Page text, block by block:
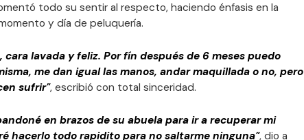
todo su sentir al respecto, haciendo énfasis en la
y día de peluquería.
lavada y feliz. Por fín después de 6 meses puedo
me dan igual las manos, andar maquillada o no, pero
sufrir", escribió con total sinceridad.
en brazos de su abuela para ir a recuperar mi
hacerlo todo rapidito para no saltarme ninguna", dio a